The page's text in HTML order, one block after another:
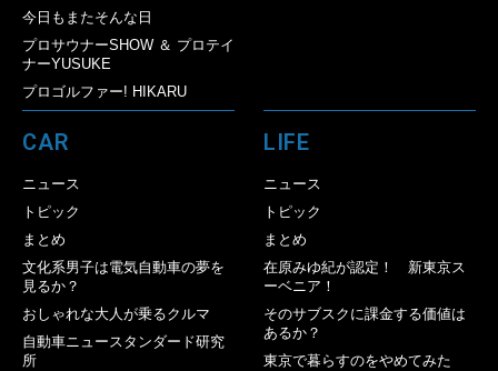
今日もまたそんな日
プロサウナーSHOW ＆ プロテイ
ナーYUSUKE
プロゴルファー! HIKARU
CAR
ニュース
トピック
まとめ
文化系男子は電気自動車の夢を
見るか？
おしゃれな大人が乗るクルマ
自動車ニュースタンダード研究
所
LIFE
ニュース
トピック
まとめ
在原みゆ紀が認定！ 新東京ス
ーベニア！
そのサブスクに課金する価値は
あるか？
東京で暮らすのをやめてみた